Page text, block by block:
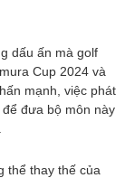
dấu ấn mà golf
Cup 2024 và
mạnh, việc phát
đưa bộ môn này
thể thay thế của